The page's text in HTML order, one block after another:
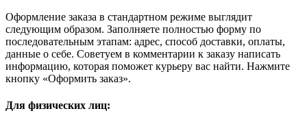
Оформление заказа в стандартном режиме выглядит
следующим образом. Заполняете полностью форму по
последовательным этапам: адрес, способ доставки, оплаты,
данные о себе. Советуем в комментарии к заказу написать
информацию, которая поможет курьеру вас найти. Нажмите
кнопку «Оформить заказ».
Для физических лиц: